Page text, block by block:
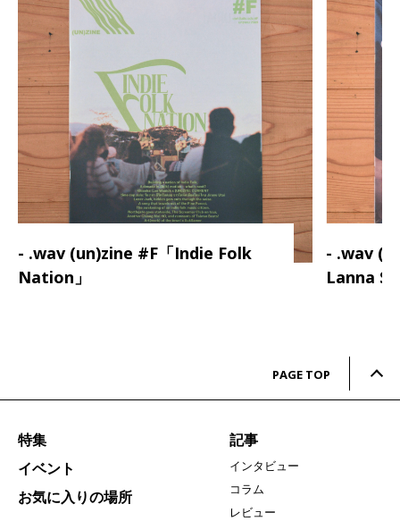
- .wav (un)zine #F「Indie Folk
Nation」
- .wav
Lanna
PAGE TOP
特集
イベント
お気に入りの場所
記事
インタビュー
コラム
レビュー